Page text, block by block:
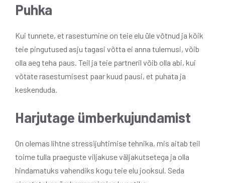
Puhka
Kui tunnete, et rasestumine on teie elu üle võtnud ja kõik
teie pingutused asju tagasi võtta ei anna tulemusi, võib
olla aeg teha paus. Teil ja teie partneril võib olla abi, kui
võtate rasestumisest paar kuud pausi, et puhata ja
keskenduda.
Harjutage ümberkujundamist
On olemas lihtne stressijuhtimise tehnika, mis aitab teil
toime tulla praeguste viljakuse väljakutsetega ja olla
hindamatuks vahendiks kogu teie elu jooksul. Seda